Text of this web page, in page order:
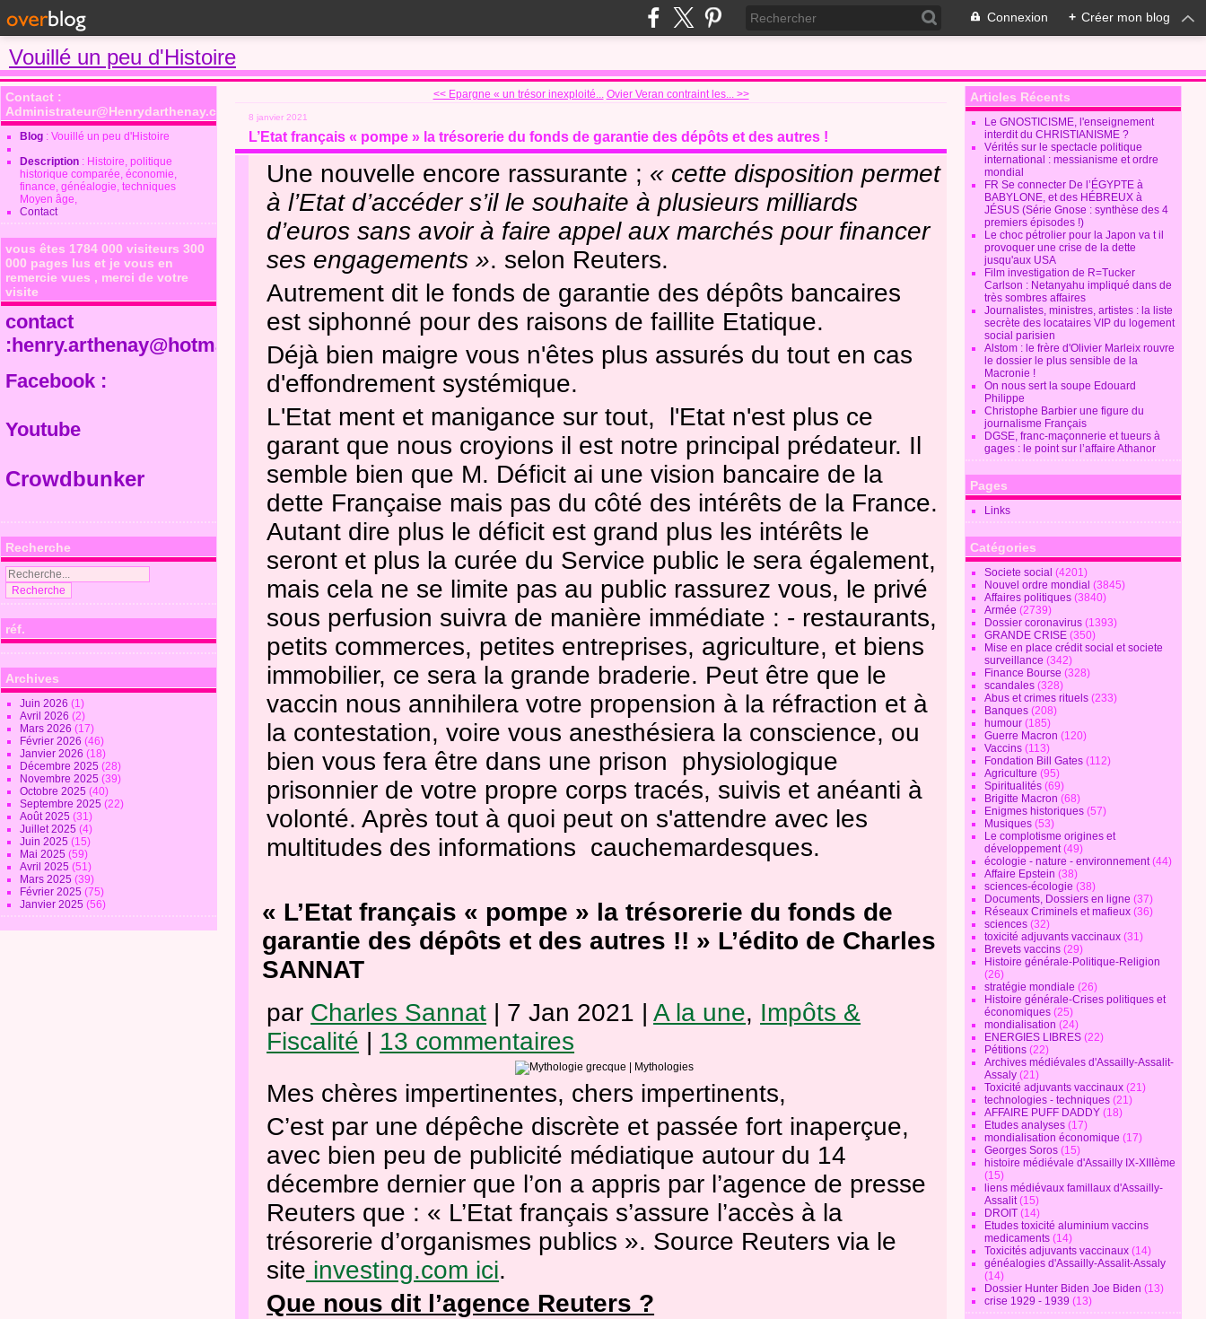
Connexion + Créer mon blog
Vouillé un peu d'Histoire
Contact :
Administrateur@Henrydarthenay.com
Blog : Vouillé un peu d'Histoire
Description : Histoire, politique
historique comparée, économie,
finance, généalogie, techniques
Moyen âge,
Contact
vous êtes 1784 000 visiteurs 300
000 pages lus et je vous en
remercie vues , merci de votre
visite
contact
:henry.arthenay@hotmail.fr
Facebook :
Youtube
Crowdbunker
Recherche
réf.
Archives
Juin 2026(1)
Avril 2026(2)
Mars 2026(17)
Février 2026(46)
Janvier 2026(18)
Décembre 2025(28)
Novembre 2025(39)
Octobre 2025(40)
Septembre 2025(22)
Août 2025(31)
Juillet 2025(4)
Juin 2025(15)
Mai 2025(59)
Avril 2025(51)
Mars 2025(39)
Février 2025(75)
Janvier 2025(56)
<< Epargne « un trésor inexploité... Ovier Veran contraint les... >>
8 janvier 2021
L’Etat français « pompe » la trésorerie du fonds de garantie des dépôts et des autres !
Une nouvelle encore rassurante ; « cette disposition permet
à l’Etat d’accéder s’il le souhaite à plusieurs milliards
d’euros sans avoir à faire appel aux marchés pour financer
ses engagements ». selon Reuters.
Autrement dit le fonds de garantie des dépôts bancaires
est siphonné pour des raisons de faillite Etatique.
Déjà bien maigre vous n'êtes plus assurés du tout en cas
d'effondrement systémique.
L'Etat ment et manigance sur tout, l'Etat n'est plus ce
garant que nous croyions il est notre principal prédateur. Il
semble bien que M. Déficit ai une vision bancaire de la
dette Française mais pas du côté des intérêts de la France.
Autant dire plus le déficit est grand plus les intérêts le
seront et plus la curée du Service public le sera également,
mais cela ne se limite pas au public rassurez vous, le privé
sous perfusion suivra de manière immédiate : - restaurants,
petits commerces, petites entreprises, agriculture, et biens
immobilier, ce sera la grande braderie. Peut être que le
vaccin nous annihilera votre propension à la réfraction et à
la contestation, voire vous anesthésiera la conscience, ou
bien vous fera être dans une prison physiologique
prisonnier de votre propre corps tracés, suivis et anéanti à
volonté. Après tout à quoi peut on s'attendre avec les
multitudes des informations cauchemardesques.
« L’Etat français « pompe » la trésorerie du fonds de
garantie des dépôts et des autres !! » L’édito de Charles
SANNAT
par Charles Sannat | 7 Jan 2021 |A la une, Impôts &
Fiscalité | 13 commentaires
Mes chères impertinentes, chers impertinents,
C’est par une dépêche discrète et passée fort inaperçue,
avec bien peu de publicité médiatique autour du 14
décembre dernier que l’on a appris par l’agence de presse
Reuters que : « L’Etat français s’assure l’accès à la
trésorerie d’organismes publics ». Source Reuters via le
site investing.com ici.
Que nous dit l’agence Reuters ?
Articles Récents
Le GNOSTICISME, l'enseignement
interdit du CHRISTIANISME ?
Vérités sur le spectacle politique
international : messianisme et ordre
mondial
FR Se connecter De l’ÉGYPTE à
BABYLONE, et des HÉBREUX à
JÉSUS (Série Gnose : synthèse des 4
premiers épisodes !)
Le choc pétrolier pour la Japon va t il
provoquer une crise de la dette
jusqu'aux USA
Film investigation de R=Tucker
Carlson : Netanyahu impliqué dans de
très sombres affaires
Journalistes, ministres, artistes : la liste
secrète des locataires VIP du logement
social parisien
Alstom : le frère d'Olivier Marleix rouvre
le dossier le plus sensible de la
Macronie !
On nous sert la soupe Edouard
Philippe
Christophe Barbier une figure du
journalisme Français
DGSE, franc-maçonnerie et tueurs à
gages : le point sur l’affaire Athanor
Pages
Links
Catégories
Societe social (4201)
Nouvel ordre mondial (3845)
Affaires politiques (3840)
Armée (2739)
Dossier coronavirus (1393)
GRANDE CRISE (350)
Mise en place crédit social et societe
surveillance (342)
Finance Bourse (328)
scandales (328)
Abus et crimes rituels (233)
Banques (208)
humour (185)
Guerre Macron (120)
Vaccins (113)
Fondation Bill Gates (112)
Agriculture (95)
Spiritualités (69)
Brigitte Macron (68)
Enigmes historiques (57)
Musiques (53)
Le complotisme origines et
développement(49)
écologie - nature - environnement(44)
Affaire Epstein (38)
sciences-écologie (38)
Documents, Dossiers en ligne (37)
Réseaux Criminels et mafieux (36)
sciences (32)
toxicité adjuvants vaccinaux (31)
Brevets vaccins (29)
Histoire générale-Politique-Religion
(26)
stratégie mondiale (26)
Histoire générale-Crises politiques et
économiques (25)
mondialisation (24)
ENERGIES LIBRES (22)
Pétitions (22)
Archives médiévales d'Assailly-Assalit-
Assaly (21)
Toxicité adjuvants vaccinaux (21)
technologies - techniques (21)
AFFAIRE PUFF DADDY (18)
Etudes analyses (17)
mondialisation économique (17)
Georges Soros (15)
histoire médiévale d'Assailly IX-XIIIème
(15)
liens médiévaux famillaux d'Assailly-
Assalit(15)
DROIT (14)
Etudes toxicité aluminium vaccins
medicaments (14)
Toxicités adjuvants vaccinaux (14)
généalogies d'Assailly-Assalit-Assaly
(14)
Dossier Hunter Biden Joe Biden (13)
crise 1929 - 1939 (13)